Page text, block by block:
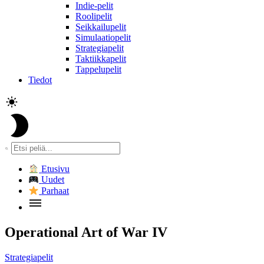
Indie-pelit
Roolipelit
Seikkailupelit
Simulaatiopelit
Strategiapelit
Taktiikkapelit
Tappelupelit
Tiedot
Etusivu
Uudet
Parhaat
Operational Art of War IV
Strategiapelit